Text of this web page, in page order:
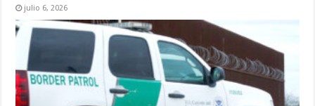
julio 6, 2026